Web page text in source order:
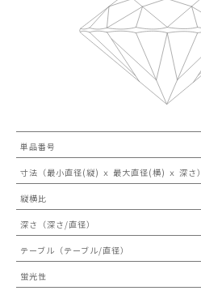
単品番号
寸法（最小直径(縦) ｘ 最大直径(横) ｘ 深さ）
縦横比
深さ（深さ/直径）
テーブル（テーブル/直径）
蛍光性